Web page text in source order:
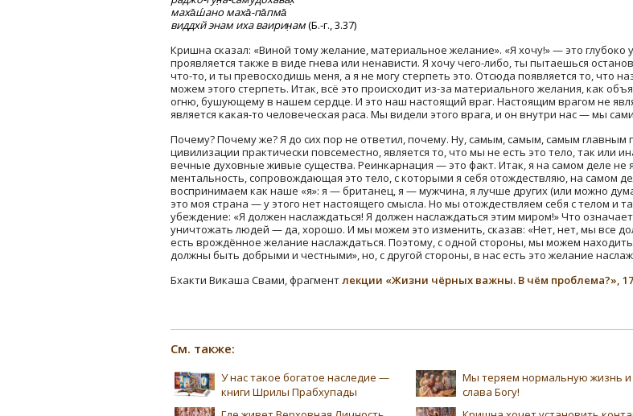
маха̄ш́ано маха̄-па̄пма̄
виддхй энам иха ваирин̣ам(Б.-г., 3.37)
Кришна сказал: «Виной тому желание, материальное желание». «Я хочу!» — это
проявляется также в виде гнева или ненависти. Я хочу чего-либо, ты пытаешься
что-то, и ты превосходишь меня, а я не могу стерпеть это. Отсюда появляется то, что
можем этого стерпеть. Итак, всё это происходит из-за материального желания, как
огню, бушующему в нашем сердце. И это наш настоящий враг. Настоящим врагом не
является какая-то человеческая раса. Мы видели этого врага, и он внутри нас — мы
Почему? Почему же? Я до сих пор не ответил, почему. Ну, самым, самым, самым главным
цивилизации практически повсеместно, является то, что мы не есть это тело, так
вечные духовные живые существа. Реинкарнация — это факт. Итак, я на самом деле не
ментальность, сопровождающая это тело, с которыми я себя отождествляю, на самом
воспринимаем как наше «я»: я — британец, я — мужчина, я лучше других (или можно
это моя страна — у этого нет настоящего смысла. Но мы отождествляем себя с телом и
убеждение: «Я должен наслаждаться! Я должен наслаждаться этим миром!» Что
уничтожать людей — да, хорошо. И мы можем это изменить, сказав: «Нет, нет, мы все
есть врождённое желание наслаждаться. Поэтому, с одной стороны, мы можем
должны быть добрыми и честными», но, с другой стороны, в нас есть это желание
Бхакти Викаша Свами, фрагментлекции «Жизни чёрных важны. В чём проблема?»,
См. также:
У нас такое богатое наследие —
книги Шрилы Прабхупады
Мы теряем нормальную жизнь и
слава Богу!